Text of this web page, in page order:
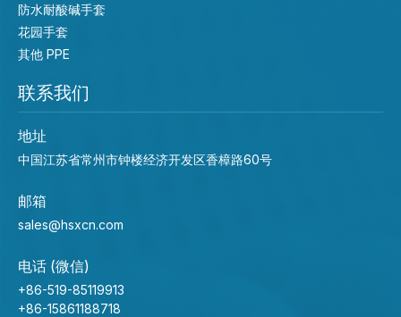
防水耐酸碱手套
花园手套
其他 PPE
联系我们
地址
中国江苏省常州市钟楼经济开发区香樟路60号
邮箱
sales@hsxcn.com
电话 (微信)
+86-519-85119913
+86-15861188718